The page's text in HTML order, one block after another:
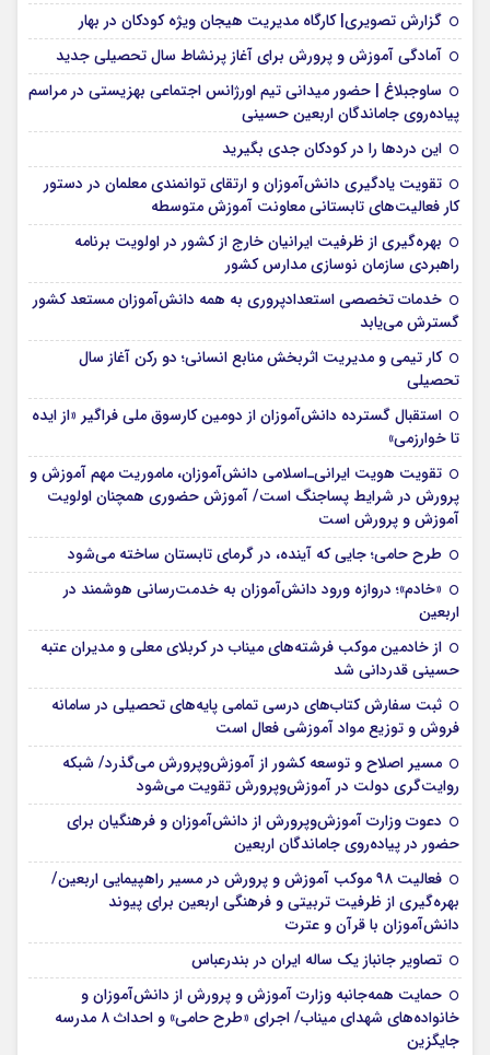
گزارش تصویری| کارگاه مدیریت هیجان ویژه کودکان در بهار
آمادگی آموزش و پرورش برای آغاز پرنشاط سال تحصیلی جدید
ساوجبلاغ | حضور میدانی تیم اورژانس اجتماعی بهزیستی در مراسم
پیاده‌روی جاماندگان اربعین حسینی
این درد‌ها را در کودکان جدی بگیرید
تقویت یادگیری دانش‌آموزان و ارتقای توانمندی معلمان در دستور
کار فعالیت‌های تابستانی معاونت آموزش متوسطه
بهره‌گیری از ظرفیت ایرانیان خارج از کشور در اولویت برنامه
راهبردی سازمان نوسازی مدارس کشور
خدمات تخصصی استعدادپروری به همه دانش‌آموزان مستعد کشور
گسترش می‌یابد
کار تیمی و مدیریت اثربخش منابع انسانی؛ دو رکن آغاز سال
تحصیلی
استقبال گسترده دانش‌آموزان از دومین کارسوق ملی فراگیر «از ایده
تا خوارزمی»
تقویت هویت ایرانی‌ـ‌اسلامی دانش‌آموزان، ماموریت مهم آموزش و
پرورش در شرایط پساجنگ است/ آموزش حضوری همچنان اولویت
آموزش و پرورش است
طرح حامی؛ جایی که آینده، در گرمای تابستان ساخته می‌شود
«خادم»؛ دروازه ورود دانش‌آموزان به خدمت‌رسانی هوشمند در
اربعین
از خادمین موکب فرشته‌های میناب در کربلای معلی و مدیران عتبه
حسینی قدردانی شد
ثبت سفارش کتاب‌های درسی تمامی پایه‌های تحصیلی در سامانه
فروش و توزیع مواد آموزشی فعال است
مسیر اصلاح و توسعه کشور از آموزش‌وپرورش می‌گذرد/ شبکه
روایت‌‌گری دولت در آموزش‌وپرورش تقویت می‌شود
دعوت وزارت آموزش‌وپرورش از دانش‌آموزان و فرهنگیان برای
حضور در پیاده‌روی جاماندگان اربعین
فعالیت ۹۸ موکب آموزش و پرورش در مسیر راهپیمایی اربعین/
بهره‌گیری از ظرفیت تربیتی و فرهنگی اربعین برای پیوند
دانش‌آموزان با قرآن و عترت
تصاویر جانباز یک ساله ایران در بندرعباس
حمایت همه‌جانبه وزارت آموزش و پرورش از دانش‌آموزان و
خانواده‌های شهدای میناب/ اجرای «طرح حامی» و احداث ۸ مدرسه
جایگزین